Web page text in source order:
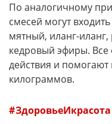
По аналогичному
смесей могут
мятный, иланг-
кедровый эфиры.
действия и
килограммов.
ЗдоровьеИкрасота